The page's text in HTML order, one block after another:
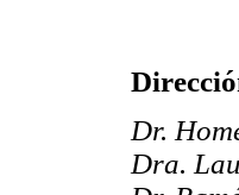
Dr.
Dra.